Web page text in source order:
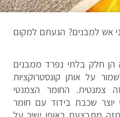
אש למבנים? הגעתם למקום
הן חלק בלתי נפרד ממבנים
על אותן קונסטרוקציות
צמנטית. החומר הצמנטי
שכבת בידוד עם חומר